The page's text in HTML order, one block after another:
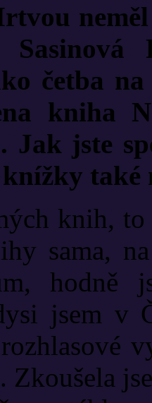
četba
kniha
Jak jste
také
knih,
sama,
hodně
jsem v
Zkoušela